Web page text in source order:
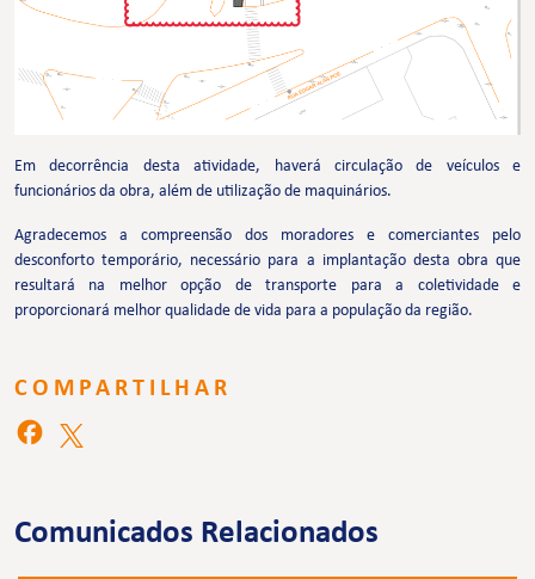
Em decorrência desta atividade, haverá circulação de veículos e
funcionários da obra, além de utilização de maquinários.
Agradecemos a compreensão dos moradores e comerciantes pelo
desconforto temporário, necessário para a implantação desta obra que
resultará na melhor opção de transporte para a coletividade e
proporcionará melhor qualidade de vida para a população da região.
COMPARTILHAR
Comunicados Relacionados